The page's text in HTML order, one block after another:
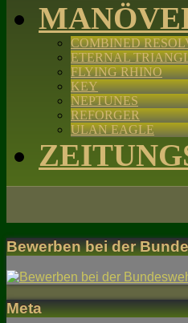
COMBINED
ETERNAL
FLYING RHINO
KEY
NEPTUNES
REFORGER
ULAN EAGLE
Bewerben bei der
Meta